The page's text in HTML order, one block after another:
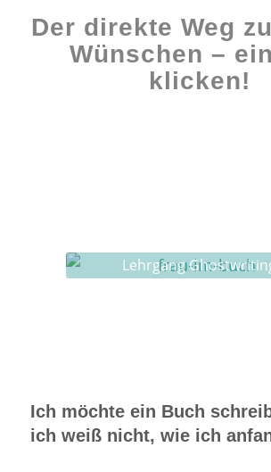
Der direkte Weg
Wünschen –
klicken!
Lehrgang
Ich möchte ein Buch
ich weiß nicht, wie ich